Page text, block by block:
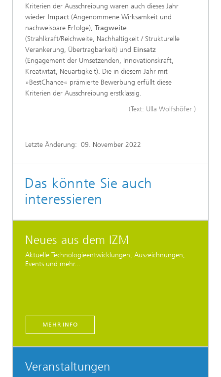
Kriterien der Ausschreibung waren auch dieses Jahr
wieder Impact (Angenommene Wirksamkeit und
nachweisbare Erfolge), Tragweite
(Strahlkraft/Reichweite, Nachhaltigkeit / Strukturelle
Verankerung, Übertragbarkeit) und Einsatz
(Engagement der Umsetzenden, Innovationskraft,
Kreativität, Neuartigkeit). Die in diesem Jahr mit
»BestChance« prämierte Bewerbung erfüllt diese
Kriterien der Ausschreibung erstklassig.
(Text: Ulla Wolfshöfer )
Letzte Änderung: 09. November 2022
Das könnte Sie auch
interessieren
Neues aus dem IZM
Aktuelle Technologieentwicklungen, Auszeichnungen,
Events und mehr...
MEHR INFO
Veranstaltungen